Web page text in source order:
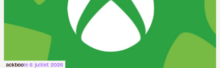
ackboole 6 juillet 2026